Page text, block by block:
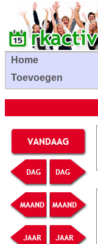
Home
Toevoegen